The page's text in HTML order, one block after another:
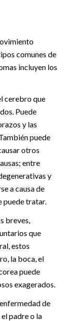
comunes de
incluyen los
cerebro que
Puede
y las
puede
otros
entre
y
a causa de
puede tratar.
breves,
que
estos
la boca, el
puede
exagerados.
de
padre o la